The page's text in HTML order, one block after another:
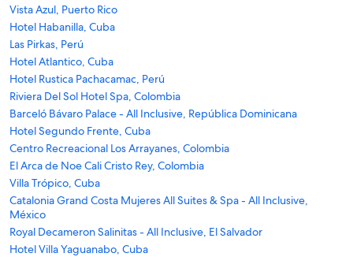
Vista Azul, Puerto Rico
Hotel Habanilla, Cuba
Las Pirkas, Perú
Hotel Atlantico, Cuba
Hotel Rustica Pachacamac, Perú
Riviera Del Sol Hotel Spa, Colombia
Barceló Bávaro Palace - All Inclusive, República Dominicana
Hotel Segundo Frente, Cuba
Centro Recreacional Los Arrayanes, Colombia
El Arca de Noe Cali Cristo Rey, Colombia
Villa Trópico, Cuba
Catalonia Grand Costa Mujeres All Suites & Spa - All Inclusive,
México
Royal Decameron Salinitas - All Inclusive, El Salvador
Hotel Villa Yaguanabo, Cuba